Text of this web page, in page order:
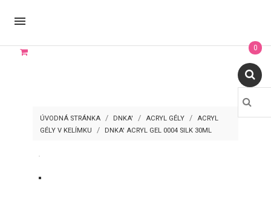

0
ÚVODNÁ STRÁNKA DNKA' ACRYL GÉLY
ACRYL
GÉLY V KELÍMKU
DNKA' ACRYL GEL 0004 SILK 30ML